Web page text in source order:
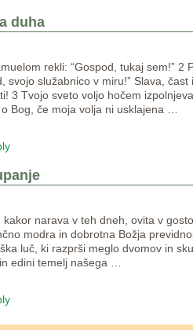
duha
rekli: “Gospod, tukaj sem!” 2
svojo služabnico v miru!” Slava,
3 Tvojo sveto voljo hočem
Bog, če moja volja ni usklajena
narava v teh dneh, ovita v
modra in dobrotna Božja
luč, ki razprši meglo dvomov in
edini temelj našega